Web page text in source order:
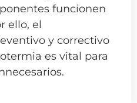
funcionen
ello, el
y correctivo
es vital para